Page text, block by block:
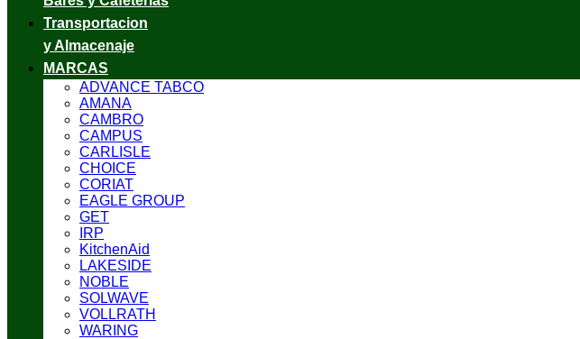
Transportacion
y Almacenaje
MARCAS
ADVANCE TABCO
AMANA
CAMBRO
CAMPUS
CARLISLE
CHOICE
CORIAT
EAGLE GROUP
GET
IRP
KitchenAid
LAKESIDE
NOBLE
SOLWAVE
VOLLRATH
WARING